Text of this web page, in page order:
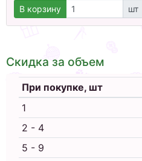
В корзину шт
Скидка за объем
При покупке, шт
1
2 - 4
5 - 9